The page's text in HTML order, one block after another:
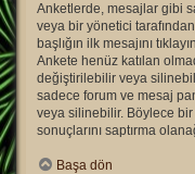
Anketlerde, mesajlar gibi
veya bir yönetici
başlığın ilk mesajını
Ankete henüz katılan
değiştirilebilir veya
sadece forum ve mesaj
veya silinebilir. Böylece bir
sonuçlarını saptırma
Başa dön